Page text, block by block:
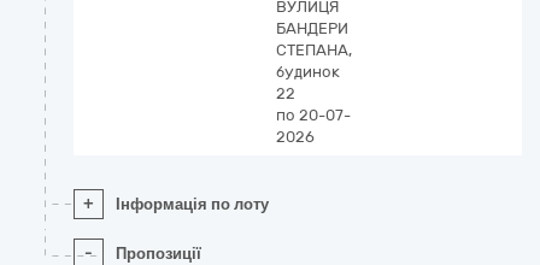
ВУЛИЦЯ
БАНДЕРИ
СТЕПАНА,
будинок
22
по 20-07-
2026
+ Інформація по лоту
- Пропозиції